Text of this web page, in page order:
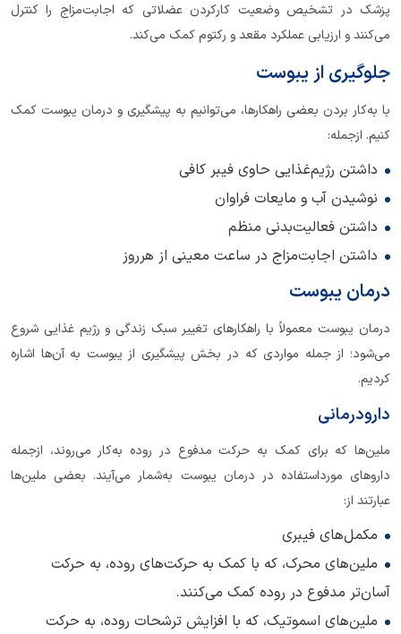
پزشک در تشخیص وضعیت کارکردن عضلاتی که اجابت‌مزاج را کنترل
می‌کنند و ارزیابی عملکرد مقعد و رکتوم کمک می‌کند.
جلوگیری از یبوست
با به‌کار بردن بعضی راهکارها، می‌توانیم به پیشگیری و درمان یبوست کمک
کنیم. ازجمله:
داشتن رژیم‌غذایی حاوی فیبر کافی
نوشیدن آب و مایعات فراوان
داشتن فعالیت‌بدنی منظم
داشتن اجابت‌مزاج در ساعت معینی از هرروز
درمان یبوست
درمان یبوست معمولاً با راهکارهای تغییر سبک زندگی و رژیم غذایی شروع
می‌شود؛ از جمله مواردی که در بخش پیشگیری از یبوست به آن‌ها اشاره
کردیم.
دارودرمانی
ملین‌ها که برای کمک به حرکت مدفوع در روده به‌کار می‌روند، ازجمله
داروهای مورداستفاده در درمان یبوست به‌شمار می‌آیند. بعضی ملین‌ها
عبارتند از:
مکمل‌های فیبری
ملین‌های محرک، که با کمک به حرکت‌های روده، به حرکت
آسان‌تر مدفوع در روده کمک می‌کنند.
ملین‌های اسموتیک، که با افزایش ترشحات روده، به حرکت